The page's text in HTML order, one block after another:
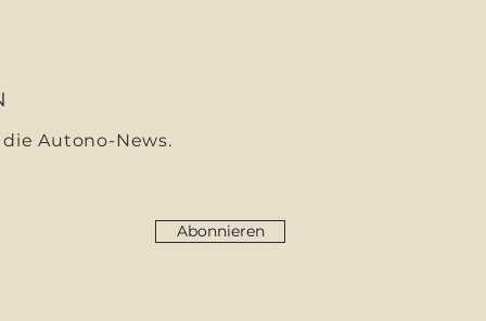
Autono-News.
Abonnieren